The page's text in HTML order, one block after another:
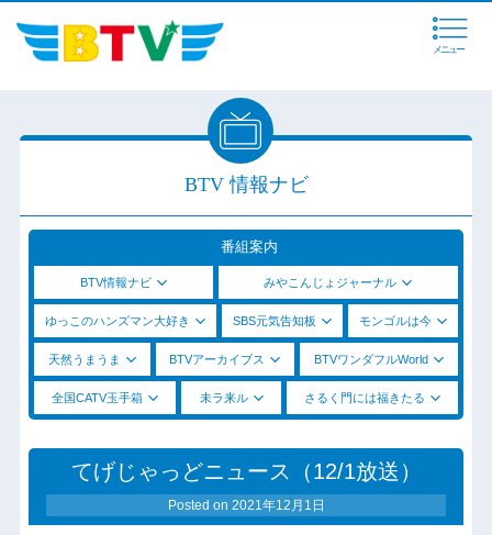
メニュー
BTV 情報ナビ
番組案内
BTV情報ナビ みやこんじょジャーナル
ゆっこのハンズマン大好き SBS元気告知板 モンゴルは今
天然うまうま BTVアーカイブス BTVワンダフルWorld
全国CATV玉手箱 未ラ来ル さるく門には福きたる
てげじゃっどニュース（12/1放送）
Posted on 2021年12月1日